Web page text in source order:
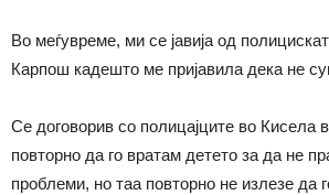
Во меѓувреме, ми се јавија од
Карпош кадешто ме пријавила дека не
Се договорив со полицајците во Кисела
повторно да го вратам детето за да не
проблеми, но таа повторно не излезе да